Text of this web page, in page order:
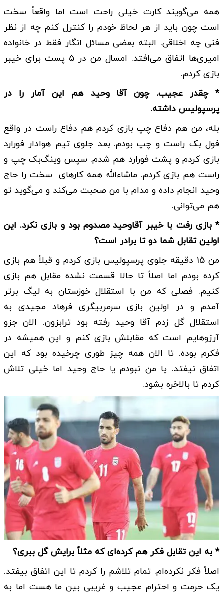
همه می‌گویند کارت خیلی راحت است اما واقعاً سخت
است چون باید از هر لحاظ خودم را کنترل کنم چه از نظر
فنی چه اخلاقی. البته بعضی مسائل انگار فقط در خانواده
امیری‌ها اتفاق می‌افتد. امسال من در 5 پست برای خیبر
بازی کردم.
* چقدر عجیب. چون آقا وحید هم این آمار را در
پرسپولیس داشته.
بله، من هم دفاع چپ بازی کردم هم دفاع راست در واقع
فول بک راست و چپ بودم. بعد جلوی تیم هوادار فورارد
بازی کردم و پشت فورارد هم شدم. سپس وینگ‌بک چپ و
راست هم بازی کردم. ماشاء‌الله همه کارهای سخت را حاج
وحید انجام داده و مدام با من صحبت می‌کند و می‌گوید تو
هم می‌توانی.
* بازی رفت با خیبر آقاوحید مصدوم بود و بازی نکرد. این
اولین تقابل شما دو تا برادر است؟
من 15 دقیقه جلوی پرسپولیس بازی کردم و قبلاً هم بازی
کرده بودم اما اصلاً تا حالا قسمت نشده مقابل هم بازی
کنیم. فصلی که من با استقلال خوزستان به لیگ برتر
آمدم و در اولین بازی سرمربیگری فرهاد مجیدی به
استقلال گل زدم آقا وحید رفته بود ترابزون. الان جزو
آرزوهایم است که مقابلش بازی کنم و این همیشه در
فکرم بوده. تا الان همه چیز طوری چرخیده بود که این
اتفاق نیفتد. یا من نبودم یا حاج وحید اما خیلی تلاش
کردم تا بالاخره بشود.
* به این تقابل فکر هم کرده‌ای که مثلاً برایش گل ببری؟
اصلاً فکر نکرده‌ام. تمام تلاشم را کردم تا این اتفاق بیفتد.
یک حرمت و احترام عجیب و غریبی بین ما هست اما به